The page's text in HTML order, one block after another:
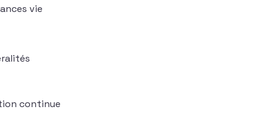
vie
continue